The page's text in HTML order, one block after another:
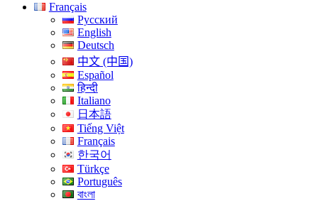
Français
Русский
English
Deutsch
中文 (中国)
Español
हिन्दी
Italiano
日本語
Tiếng Việt
Français
한국어
Türkçe
Português
বাংলা